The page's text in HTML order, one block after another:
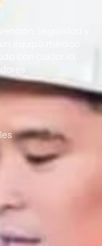
Seguridad y
equipo médico
con cuidar la